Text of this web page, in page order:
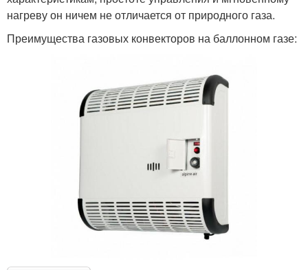
нагреву он ничем не отличается от природного газа.
Преимущества газовых конвекторов на баллонном газе: